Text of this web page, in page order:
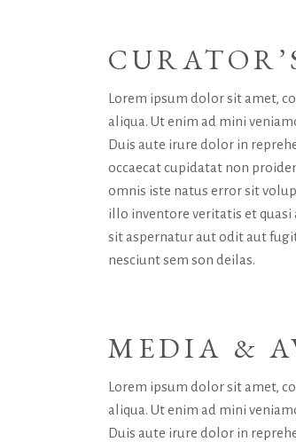
Lorem ipsum dolor sit amet,
aliqua. Ut enim ad mini
Duis aute irure dolor in
occaecat cupidatat non
omnis iste natus error sit
illo inventore veritatis et
sit aspernatur aut odit aut
nesciunt sem son deilas.
MEDIA &
Lorem ipsum dolor sit amet,
aliqua. Ut enim ad mini
Duis aute irure dolor in